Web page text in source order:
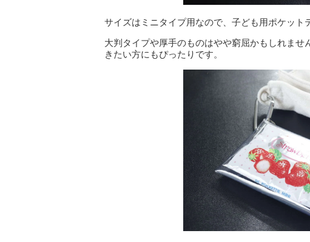
サイズはミニタイプ用なので、子ども用ポケッ
大判タイプや厚手のものはやや窮屈かもしれま
きたい方にもぴったりです。